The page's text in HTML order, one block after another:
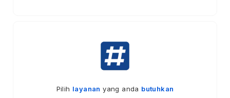
Pilih layanan yang anda butuhkan